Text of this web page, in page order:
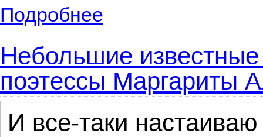
Подробнее
Небольшие известные
поэтессы Маргариты
И все-таки